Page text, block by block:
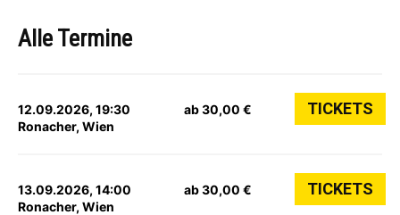
Alle Termine
12.09.2026, 19:30
Ronacher, Wien
ab 30,00 € TICKETS
13.09.2026, 14:00
Ronacher, Wien
ab 30,00 € TICKETS